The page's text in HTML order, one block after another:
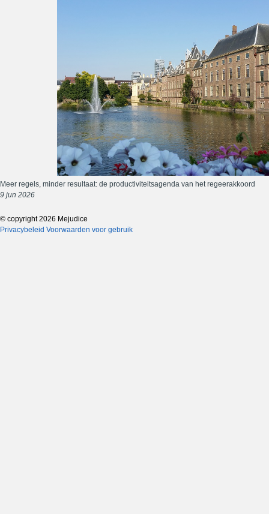
Meer regels, minder resultaat: de productiviteitsagenda van het regeerakkoord
9 jun 2026
© copyright 2026 Mejudice
Privacybeleid Voorwaarden voor gebruik